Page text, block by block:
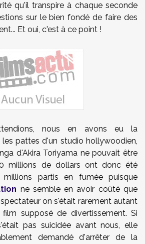
qu'il transpire à chaque seconde
sur le bien fondé de faire des
Et oui, c'est à ce point !
nous en avons eu la
pattes d'un studio hollywoodien,
d'Akira Toriyama ne pouvait être
millions de dollars ont donc été
millions partis en fumée puisque
ne semble en avoir coûté que
on s'était rarement autant
supposé de divertissement. Si
pas suicidée avant nous, elle
demandé d'arrêter de la